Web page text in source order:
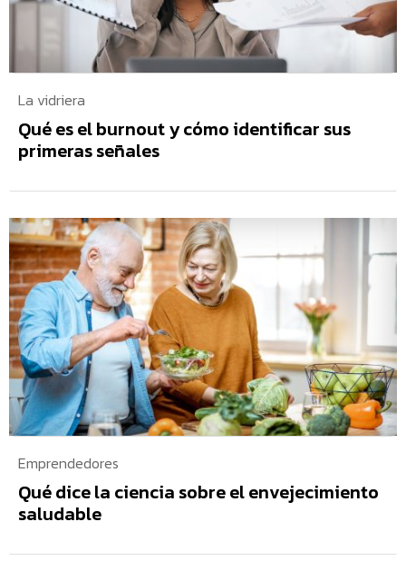
La vidriera
Qué es el burnout y cómo identificar sus
primeras señales
Emprendedores
Qué dice la ciencia sobre el envejecimiento
saludable